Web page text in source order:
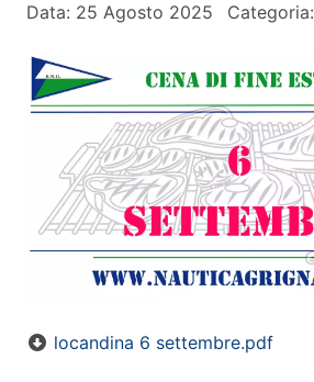
Data: 25 Agosto 2025 Categoria:
locandina 6 settembre.pdf